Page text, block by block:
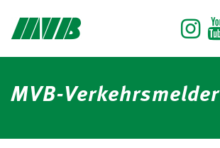
MVB-Verkehrsmelder